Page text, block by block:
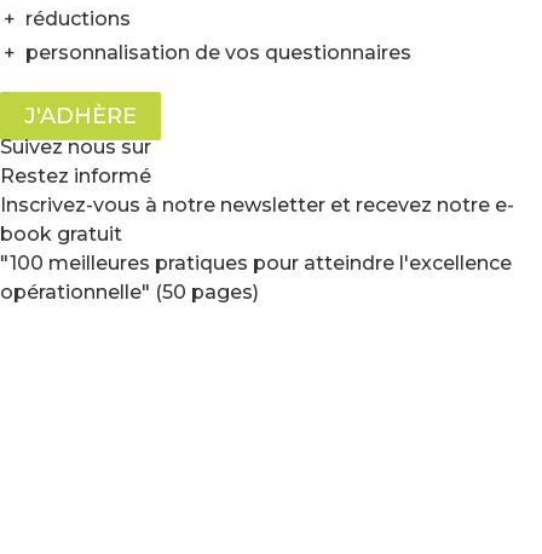
+ réductions
+ personnalisation de vos questionnaires
J'ADHÈRE
Suivez nous sur
Restez informé
Inscrivez-vous à notre newsletter et recevez notre e-
book gratuit
"100 meilleures pratiques pour atteindre l'excellence
opérationnelle" (50 pages)